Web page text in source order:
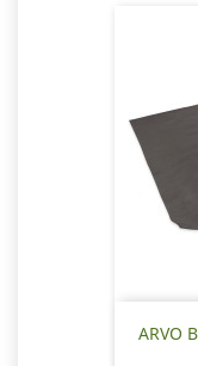
ARVO